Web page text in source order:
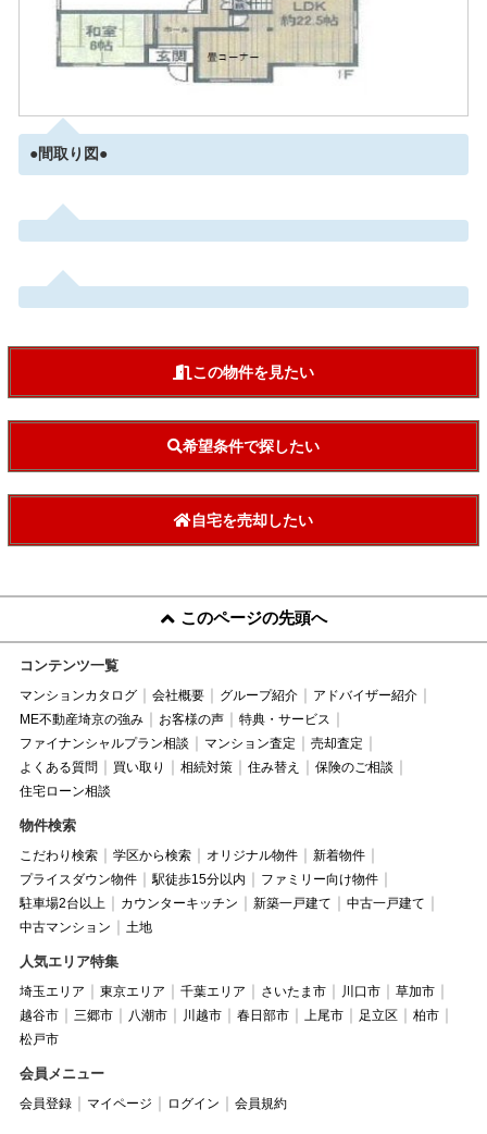
●間取り図●
この物件を見たい
希望条件で探したい
自宅を売却したい
このページの先頭へ
コンテンツ一覧
マンションカタログ 会社概要 グループ紹介
アドバイザー紹介
ME不動産埼京の強み
お客様の声
特典・サービス
ファイナンシャルプラン相談
マンション査定
売却査定
よくある質問
買い取り 相続対策 住み替え
保険のご相談
住宅ローン相談
物件検索
こだわり検索 学区から検索 オリジナル物件
新着物件
プライスダウン物件
駅徒歩15分以内
ファミリー向け物件
駐車場2台以上
カウンターキッチン 新築一戸建て
中古一戸建て
中古マンション
土地
人気エリア特集
埼玉エリア 東京エリア 千葉エリア さいたま市 川口市
草加市
越谷市
三郷市 八潮市 川越市 春日部市 上尾市 足立区
柏市
松戸市
会員メニュー
会員登録 マイページ ログイン 会員規約